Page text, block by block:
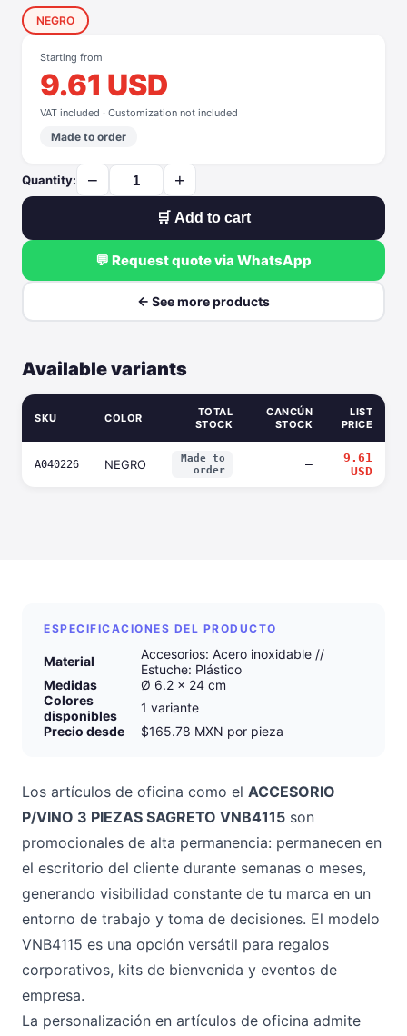
NEGRO
Starting from
9.61 USD
VAT included · Customization not included
Made to order
Quantity: − +
🛒 Add to cart
💬 Request quote via WhatsApp
← See more products
Available variants
SKU COLOR
TOTAL
STOCK
CANCÚN
STOCK
LIST
PRICE
A040226 NEGRO
Made to
order
—
9.61
USD
ESPECIFICACIONES DEL PRODUCTO
Material
Accesorios: Acero inoxidable //
Estuche: Plástico
Medidas
Ø 6.2 x 24 cm
Colores
disponibles
1 variante
Precio desde
$165.78 MXN por pieza
Los artículos de oficina como el ACCESORIO
P/VINO 3 PIEZAS SAGRETO VNB4115 son
promocionales de alta permanencia: permanecen en
el escritorio del cliente durante semanas o meses,
generando visibilidad constante de tu marca en un
entorno de trabajo y toma de decisiones. El modelo
VNB4115 es una opción versátil para regalos
corporativos, kits de bienvenida y eventos de
empresa.
La personalización en artículos de oficina admite